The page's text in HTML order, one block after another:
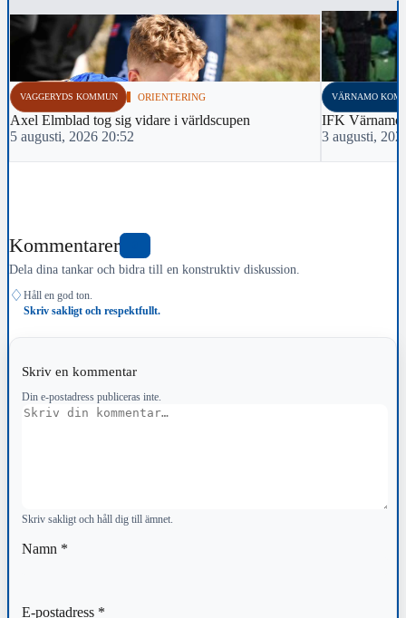
VAGGERYDS KOMMUN ORIENTERING
Axel Elmblad tog sig vidare i världscupen
5 augusti, 2026 20:52
VÄRNAMO
IFK Värnamo
3 augusti,
Kommentarer
Dela dina tankar och bidra till en konstruktiv diskussion.
♢ Håll en god ton.
Skriv sakligt och respektfullt.
Skriv en kommentar
Din e-postadress publiceras inte.
Kommentar
Skriv sakligt och håll dig till ämnet.
Namn *
E-postadress *